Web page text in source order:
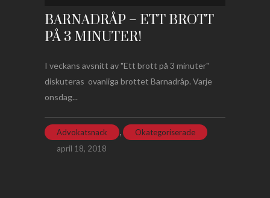
BARNADRÅP – ETT BROTT
PÅ 3 MINUTER!
I veckans avsnitt av "Ett brott på 3 minuter"
diskuteras ovanliga brottet Barnadråp. Varje
onsdag...
Advokatsnack ,
Okategoriserade
april 18, 2018